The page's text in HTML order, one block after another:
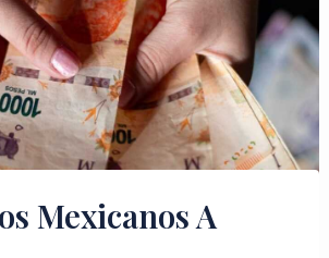
Mexicanos A